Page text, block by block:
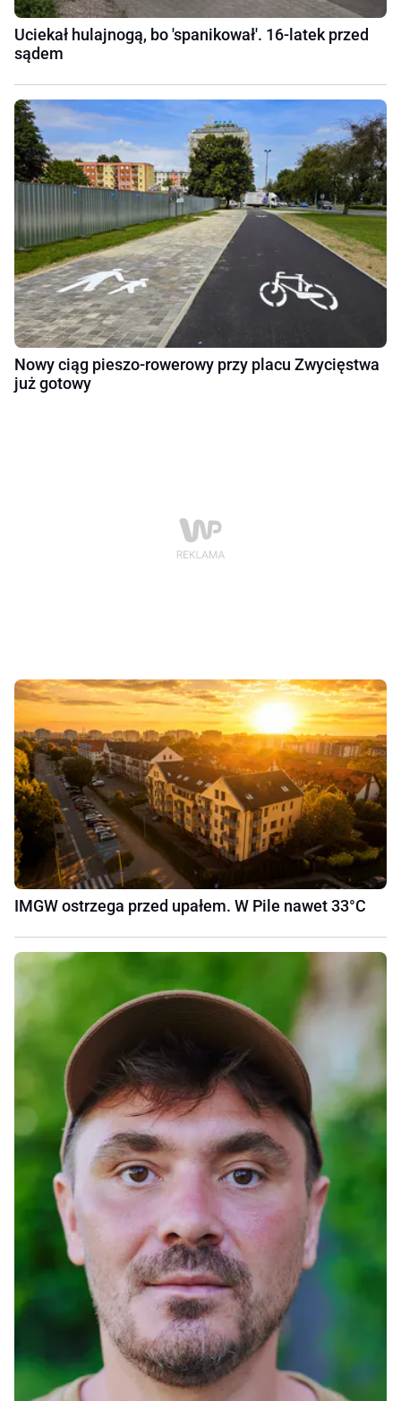
Uciekał hulajnogą, bo 'spanikował'. 16-latek przed
sądem
Nowy ciąg pieszo-rowerowy przy placu Zwycięstwa
już gotowy
IMGW ostrzega przed upałem. W Pile nawet 33°C